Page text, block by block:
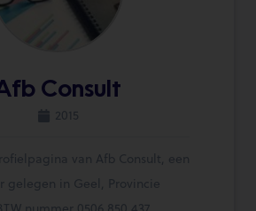
Consult
2015
van Afb Consult, een
gelegen in Geel, Provincie